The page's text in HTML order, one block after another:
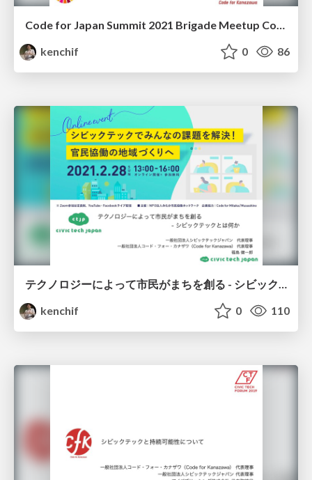
kenchif
0 86
テクノロジーによって市民がまちを創る - シビックテックとは何か？
kenchif
0 110